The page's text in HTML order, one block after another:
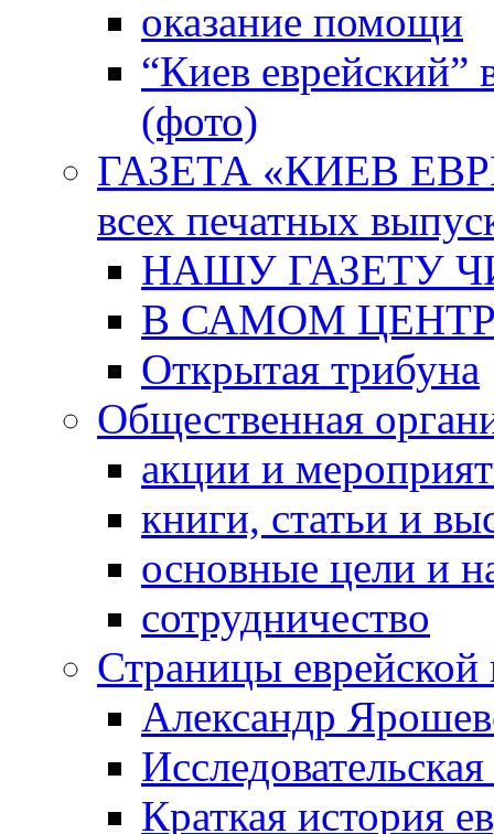
оказание помощи
“Киев еврейский”
(фото)
ГАЗЕТА «КИЕВ
всех печатных
НАШУ ГАЗЕТУ
В САМОМ
Открытая трибуна
Общественная
акции и
книги, статьи и
основные цели и
сотрудничество
Страницы
Александр
Краткая история